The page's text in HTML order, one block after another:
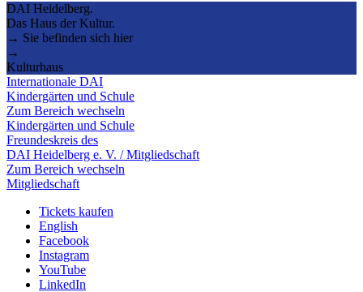
DAI Heidelberg.
Das Haus der Kultur.
→ Sie befinden sich hier
→
Kulturhaus
Internationale DAI
Kindergärten und Schule
Zum Bereich wechseln
Kindergärten und Schule
Freundeskreis des
DAI Heidelberg e. V. / Mitgliedschaft
Zum Bereich wechseln
Mitgliedschaft
Tickets kaufen
English
Facebook
Instagram
YouTube
LinkedIn